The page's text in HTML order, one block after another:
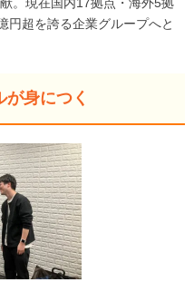
円超を誇る企業グループへと
身につく